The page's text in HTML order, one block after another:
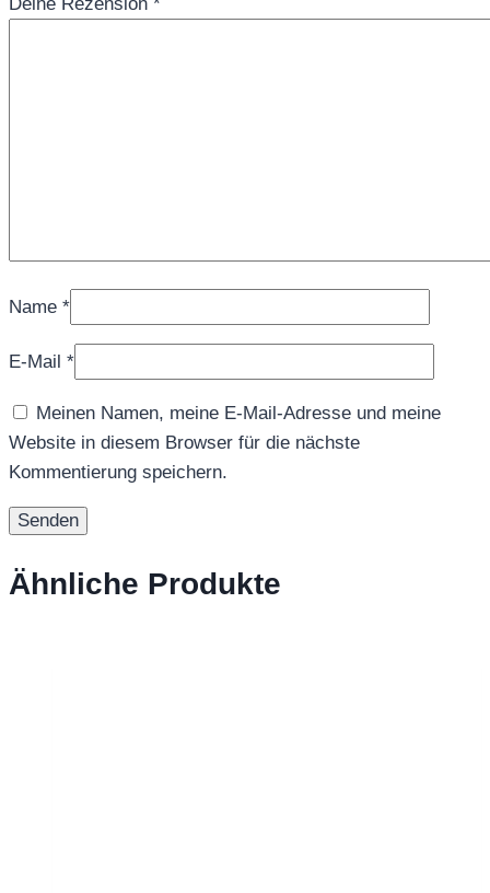
Name *
E-Mail *
Meinen Namen, meine E-Mail-Adresse und meine
Website in diesem Browser für die nächste
Kommentierung speichern.
Ähnliche Produkte